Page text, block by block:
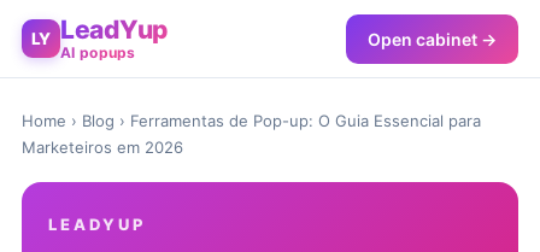
LY LeadYup
AI popups
Open cabinet →
Home › Blog › Ferramentas de Pop-up: O Guia Essencial para
Marketeiros em 2026
LEADYUP